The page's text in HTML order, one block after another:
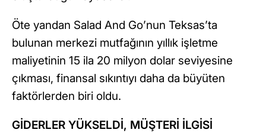
Öte yandan Salad And Go’nun Teksas’ta
bulunan merkezi mutfağının yıllık işletme
maliyetinin 15 ila 20 milyon dolar seviyesine
çıkması, finansal sıkıntıyı daha da büyüten
faktörlerden biri oldu.
GİDERLER YÜKSELDİ, MÜŞTERİ İLGİSİ